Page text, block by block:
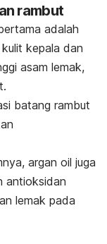
rambut
adalah
kepala dan
asam lemak,
batang rambut
argan oil juga
antioksidan
lemak pada